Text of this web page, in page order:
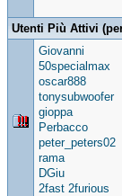
Utenti Più Attivi
Giovanni
50specialmax
oscar888
tonysubwoofer
gioppa
Perbacco
peter_peters02
rama
DGiu
2fast 2furious